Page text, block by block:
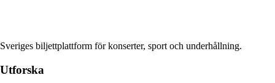
Sveriges biljettplattform för konserter, sport och underhållning.
Utforska